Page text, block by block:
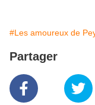
#Les amoureux de
Partager